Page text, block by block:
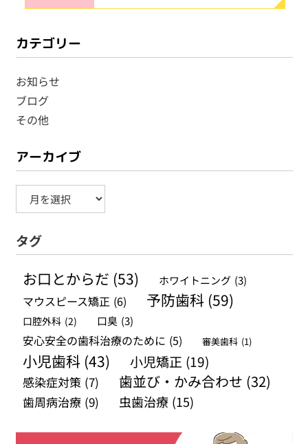
カテゴリー
お知らせ
ブログ
その他
アーカイブ
ー
カ
ブ
タグ
お口とからだ (53) ホワイトニング (3)
マウスピース矯正 (6) 予防歯科 (59)
口腔外科 (2) 口臭 (3)
安心安全の歯科治療のために (5) 審美歯科 (1)
小児歯科 (43) 小児矯正 (19)
感染症対策 (7) 歯並び・かみ合わせ (32)
歯周病治療 (9) 虫歯治療 (15)